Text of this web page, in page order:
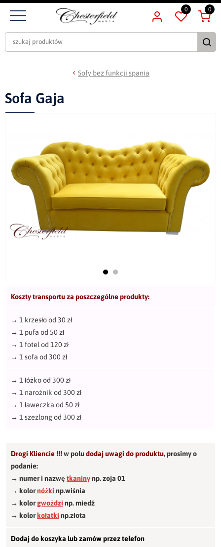
0 0
Sofy bez funkcji spania
Sofa Gaja
Koszty transportu za poszczególne produkty:
→ 1 krzesło od 30 zł
→ 1 pufa od 50 zł
→ 1 fotel od 120 zł
→ 1 sofa od 300 zł
→ 1 łóżko od 300 zł
→ 1 narożnik od 300 zł
→ 1 ławeczka od 50 zł
→ 1 szezlong od 300 zł
Drogi Kliencie !!!w poludodaj uwagi do produktu,prosimy o
podanie:
→ numer i nazwętkaninynp. zoja 01
→ kolornóżki np.wiśnia
→ kolorgwożdzi np. miedź
→ kolorkołatki np.złota
Dodaj do koszyka lub zamów przez telefon